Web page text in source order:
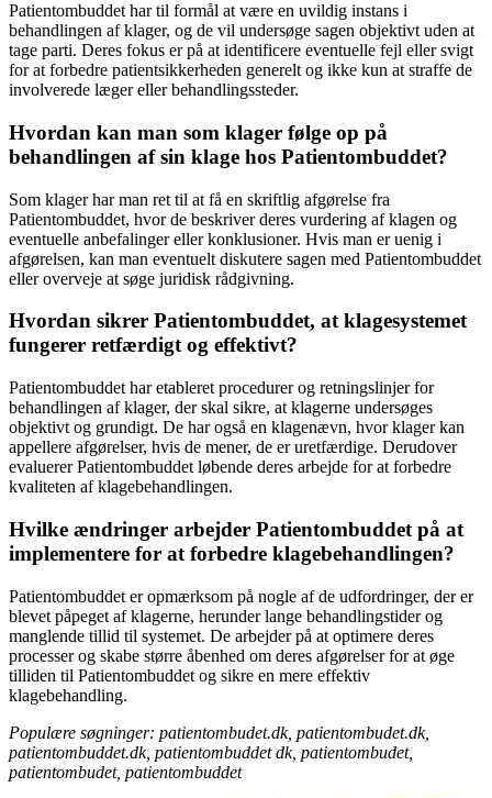
Patientombuddet har til formål at være en uvildig instans i
behandlingen af klager, og de vil undersøge sagen objektivt uden at
tage parti. Deres fokus er på at identificere eventuelle fejl eller svigt
for at forbedre patientsikkerheden generelt og ikke kun at straffe de
involverede læger eller behandlingssteder.
Hvordan kan man som klager følge op på
behandlingen af sin klage hos Patientombuddet?
Som klager har man ret til at få en skriftlig afgørelse fra
Patientombuddet, hvor de beskriver deres vurdering af klagen og
eventuelle anbefalinger eller konklusioner. Hvis man er uenig i
afgørelsen, kan man eventuelt diskutere sagen med Patientombuddet
eller overveje at søge juridisk rådgivning.
Hvordan sikrer Patientombuddet, at klagesystemet
fungerer retfærdigt og effektivt?
Patientombuddet har etableret procedurer og retningslinjer for
behandlingen af klager, der skal sikre, at klagerne undersøges
objektivt og grundigt. De har også en klagenævn, hvor klager kan
appellere afgørelser, hvis de mener, de er uretfærdige. Derudover
evaluerer Patientombuddet løbende deres arbejde for at forbedre
kvaliteten af klagebehandlingen.
Hvilke ændringer arbejder Patientombuddet på at
implementere for at forbedre klagebehandlingen?
Patientombuddet er opmærksom på nogle af de udfordringer, der er
blevet påpeget af klagerne, herunder lange behandlingstider og
manglende tillid til systemet. De arbejder på at optimere deres
processer og skabe større åbenhed om deres afgørelser for at øge
tilliden til Patientombuddet og sikre en mere effektiv
klagebehandling.
Populære søgninger: patientombudet.dk, patientombudet.dk,
patientombuddet.dk, patientombuddet dk, patientombudet,
patientombudet, patientombuddet